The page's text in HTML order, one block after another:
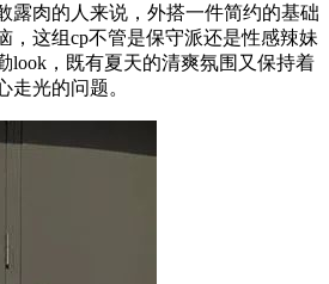
肉的人来说，外搭一件简约的基础
，这组cp不管是保守派还是性感辣妹
look，既有夏天的清爽氛围又保持着
走光的问题。